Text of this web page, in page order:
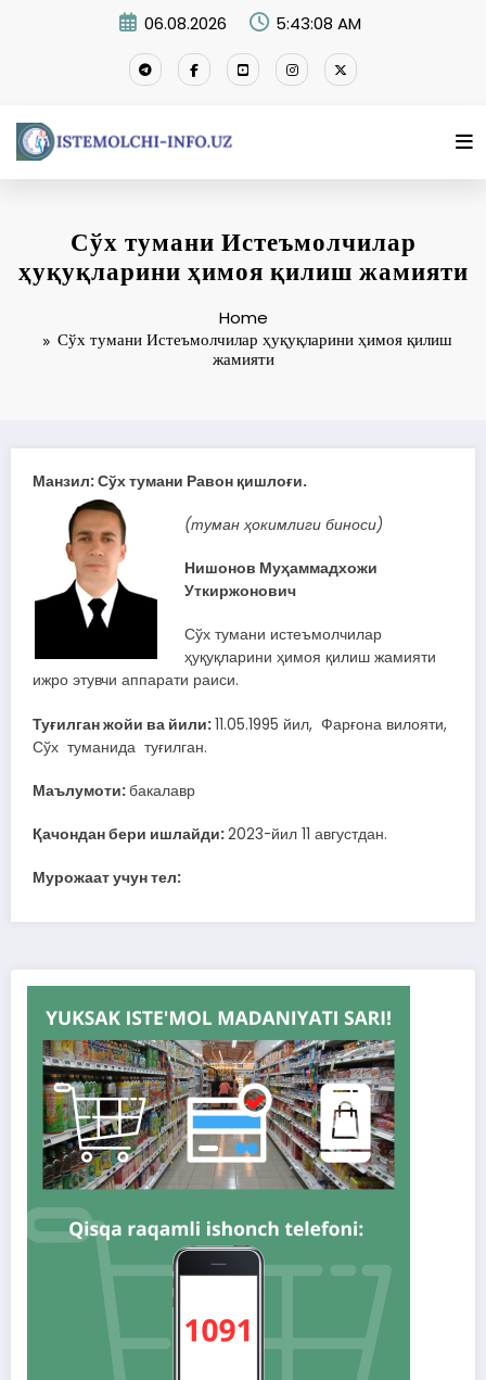
06.08.2026 5:43:09 AM
Сўх тумани Истеъмолчилар
ҳуқуқларини ҳимоя қилиш жамияти
Home
Сўх тумани Истеъмолчилар ҳуқуқларини ҳимоя қилиш
жамияти
Манзил: Сўх тумани Равон қишлоғи.
(туман ҳокимлиги биноси)
Нишонов Муҳаммадхожи
Уткиржонович
Сўх тумани истеъмолчилар
ҳуқуқларини ҳимоя қилиш жамияти
ижро этувчи аппарати раиси.
Туғилган жойи ва йили:11.05.1995 йил, Фарғона вилояти,
Сўх туманида туғилган.
Маълумоти:бакалавр
Қачондан бери ишлайди:2023-йил 11 августдан.
Мурожаат учун тел: